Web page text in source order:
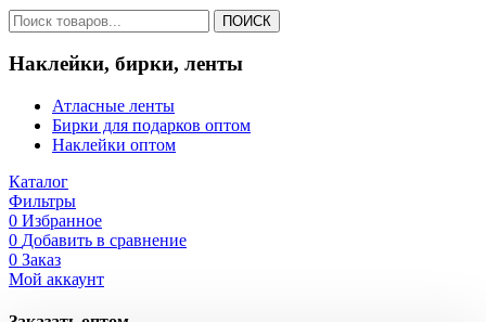
ПОИСК
Наклейки, бирки, ленты
Атласные ленты
Бирки для подарков оптом
Наклейки оптом
Каталог
Фильтры
0 Избранное
0 Добавить в сравнение
0 Заказ
Мой аккаунт